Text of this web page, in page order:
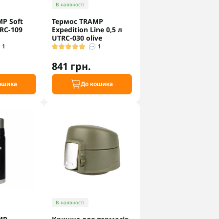
Soft
109
1
В наявності
Термос TRAMP
Expedition Line 0,5 л
UTRC-030 olive
1
841 грн.
До кошика
В наявності